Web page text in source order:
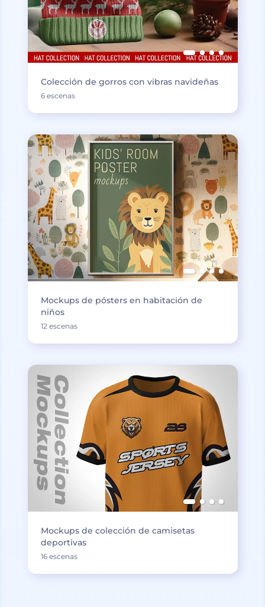
Colección de gorros con vibras navideñas
6 escenas
Mockups de pósters en habitación de
niños
12 escenas
Mockups de colección de camisetas
deportivas
16 escenas